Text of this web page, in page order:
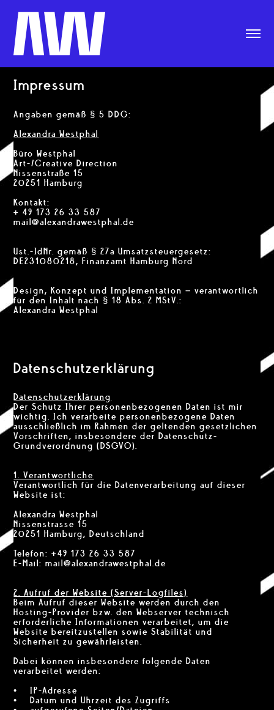
Impressum
Angaben gemäß § 5 DDG:
Alexandra Westphal
Büro Westphal
Art-/Creative Direction
Nissenstraße 15
20251 Hamburg
Kontakt:
+ 49 173 26 33 587
mail@alexandrawestphal.de
Ust.-IdNr. gemäß § 27a Umsatzsteuergesetz:
DE231080218, Finanzamt Hamburg Nord
Design, Konzept und Implementation – verantwortlich
für den Inhalt nach § 18 Abs. 2 MStV.:
Alexandra Westphal
Datenschutzerklärung
Datenschutzerklärung
Der Schutz Ihrer personenbezogenen Daten ist mir
wichtig. Ich verarbeite personenbezogene Daten
ausschließlich im Rahmen der geltenden gesetzlichen
Vorschriften, insbesondere der Datenschutz-
Grundverordnung (DSGVO).
1. Verantwortliche
Verantwortlich für die Datenverarbeitung auf dieser
Website ist:
Alexandra Westphal
Nissenstrasse 15
20251 Hamburg, Deutschland
Telefon: +49 173 26 33 587
E-Mail: mail@alexandrawestphal.de
2. Aufruf der Website (Server-Logfiles)
Beim Aufruf dieser Website werden durch den
Hosting-Provider bzw. den Webserver technisch
erforderliche Informationen verarbeitet, um die
Website bereitzustellen sowie Stabilität und
Sicherheit zu gewährleisten.
Dabei können insbesondere folgende Daten
verarbeitet werden:
• IP-Adresse
• Datum und Uhrzeit des Zugriffs